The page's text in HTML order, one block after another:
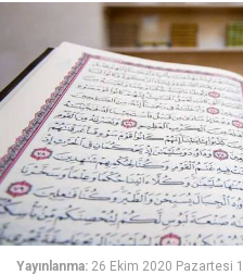
Yayınlanma: 26 Ekim 2020 Pazartesi